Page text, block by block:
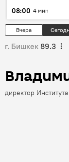
08:00 4 мин
Вчера
г. Бишкек 89.3
директор